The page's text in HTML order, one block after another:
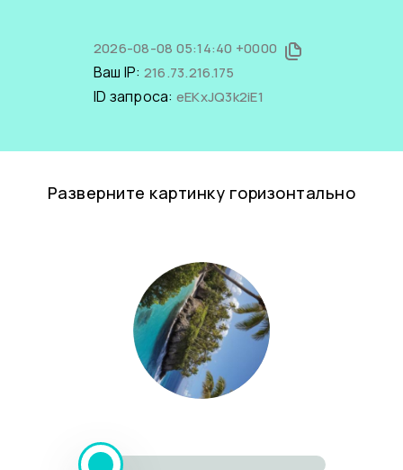
2026-08-08 05:14:40 +0000
Ваш IP: 216.73.216.175
ID запроса: eEKxJQ3k2iE1
Разверните картинку горизонтально